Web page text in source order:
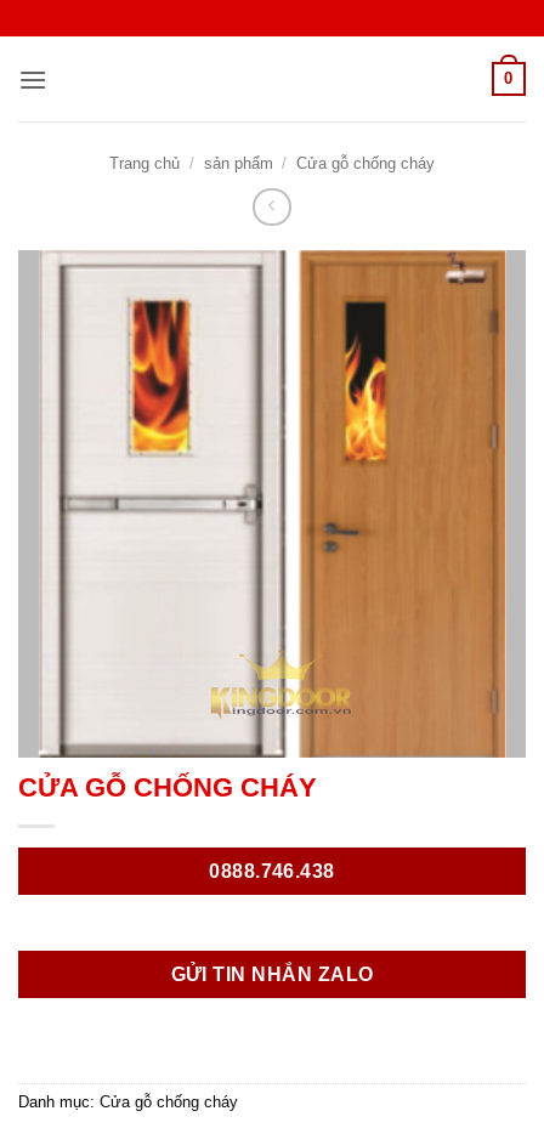
nội
0
Trang chủ / sản phẩm / Cửa gỗ chống cháy
CỬA GỖ CHỐNG CHÁY
0888.746.438
GỬI TIN NHẮN ZALO
Danh mục: Cửa gỗ chống cháy